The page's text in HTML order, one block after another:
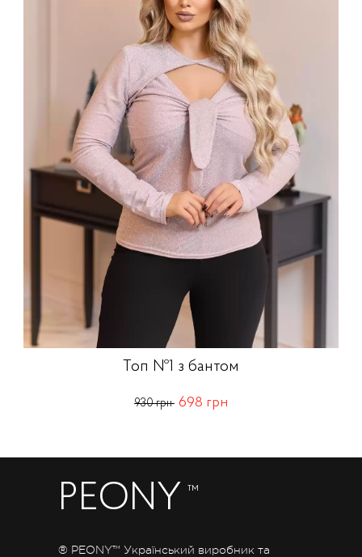
Топ №1 з бантом
930 грн 698 грн
PEONY ™
® PEONY™ Український виробник та